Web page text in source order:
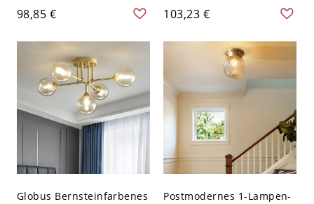
Libelle Muster 3-Birne
Deckenleuchte - Grün
110V-120V 30,48 cm
98,85 €
Schirm 3-Birne
Deckenleuchte - Gelb
110V-120V 30,48 cm
103,23 €
Globus Bernsteinfarbenes
Postmodernes 1-Lampen-